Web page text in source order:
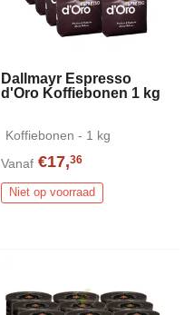
Dallmayr Espresso
d'Oro Koffiebonen 1 kg
Koffiebonen - 1 kg
Vanaf €17,36
Niet op voorraad